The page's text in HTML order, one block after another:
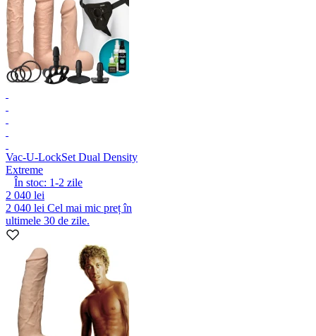
Vac-U-LockSet Dual Density
Extreme
În stoc: 1-2 zile
2 040 lei
2 040 lei Cel mai mic preț în
ultimele 30 de zile.